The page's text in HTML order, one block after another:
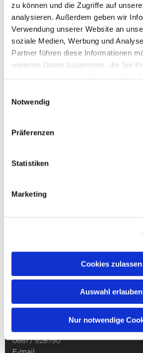
zu können und die Zugriffe auf
analysieren. Außerdem geben wir
Verwendung unserer Website an
soziale Medien, Werbung und
Partner führen diese Informationen
weiteren Daten zusammen, die Sie
Notwendig
Präferenzen
Statistiken
Marketing
Cookies zulassen
Auswahl erlauben
Nur notwendige
Pfarrei St. Martin
Gottesdienste
Kindertagesstätte St. Andreas
Kontakt
Merkurstr. 4
Telefon
0661 / 928790